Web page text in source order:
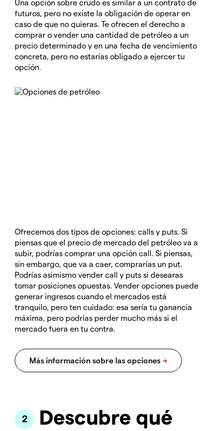
Una opción sobre crudo es similar a un contrato de
futuros, pero no existe la obligación de operar en
caso de que no quieras. Te ofrecen el derecho a
comprar o vender una cantidad de petróleo a un
precio determinado y en una fecha de vencimiento
concreta, pero no estarías obligado a ejercer tu
opción.
Ofrecemos dos tipos de opciones: calls y puts. Si
piensas que el precio de mercado del petróleo va a
subir, podrías comprar una opción call. Si piensas,
sin embargo, que va a caer, comprarías un put.
Podrías asimismo vender call y puts si desearas
tomar posiciones opuestas. Vender opciones puede
generar ingresos cuando el mercados está
tranquilo, pero ten cuidado: esa sería tu ganancia
máxima, pero podrías perder mucho más si el
mercado fuera en tu contra.
Descubre qué